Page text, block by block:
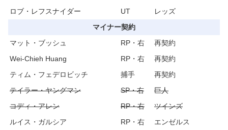
ロブ・レフスナイダー
UT
レッズ
マイナー契約
マット・ブッシュ
RP・右
再契約
Wei-Chieh Huang
RP・右
再契約
ティム・フェデロビッチ
捕手
再契約
テイラー・ヤングマン
SP・右
巨人
コディ・アレン
RP・右
ツインズ
ルイス・ガルシア
RP・右
エンゼルス